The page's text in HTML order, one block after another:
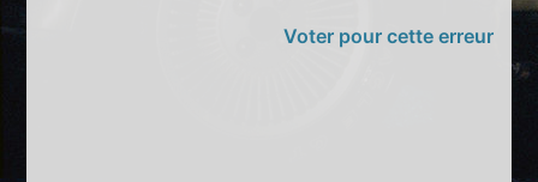
Voter pour cette erreur